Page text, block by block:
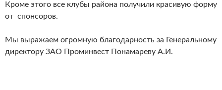
Кроме этого все клубы района получили красивую форму
от спонсоров.
Мы выражаем огромную благодарность за Генеральному
директору ЗАО Проминвест Понамареву А.И.